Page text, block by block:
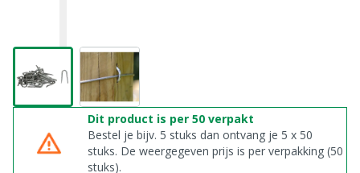
Dit product is per 50 verpakt
Bestel je bijv. 5 stuks dan ontvang je 5 x 50
stuks. De weergegeven prijs is per verpakking (50
stuks).